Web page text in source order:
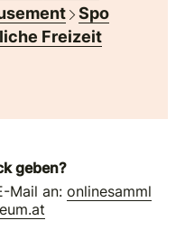
Spo
Freizeit
geben?
Mail an:onlinesamml